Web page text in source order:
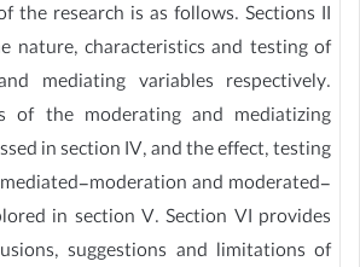
the research is as follows. Sections II
nature, characteristics and testing of
mediating variables respectively.
of the moderating and mediatizing
in section IV, and the effect, testing
moderation and moderated-
in section V. Section VI provides
suggestions and limitations of